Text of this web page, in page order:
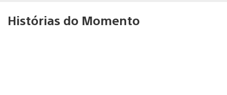
Histórias do Momento